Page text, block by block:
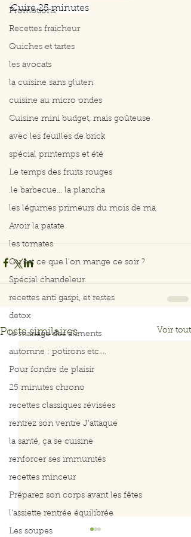
Promotions
Recettes fraicheur
Quiches et tartes
les avocats
la cuisine sans gluten
cuisine au micro ondes
Cuisine mini budget, mais goûteuse
avec les feuilles de brick
spécial printemps et été
Le temps des fruits rouges
.le barbecue... la plancha
les légumes primeurs du mois de ma
Avoir la patate
les tomates
Qu’est ce que l’on mange ce soir ?
Spécial chandeleur
recettes anti gaspi, et restes
detox
le mariage des aliments
automne : potirons etc....
Pour fondre de plaisir
25 minutes chrono
recettes classiques révisées
rentrez son ventre J'attaque
la santé, ça se cuisine
renforcer ses immunités
recettes minceur
Préparez son corps avant les fêtes
l'assiette rentrée équilibrée
Les soupes
Cuire 25 minutes
Posts similaires Voir tout